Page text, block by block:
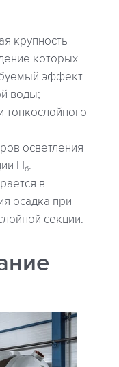
крупность
которых
эффект
воды;
тонкослойного
осветления
Hб.
в
осадка при
секции.